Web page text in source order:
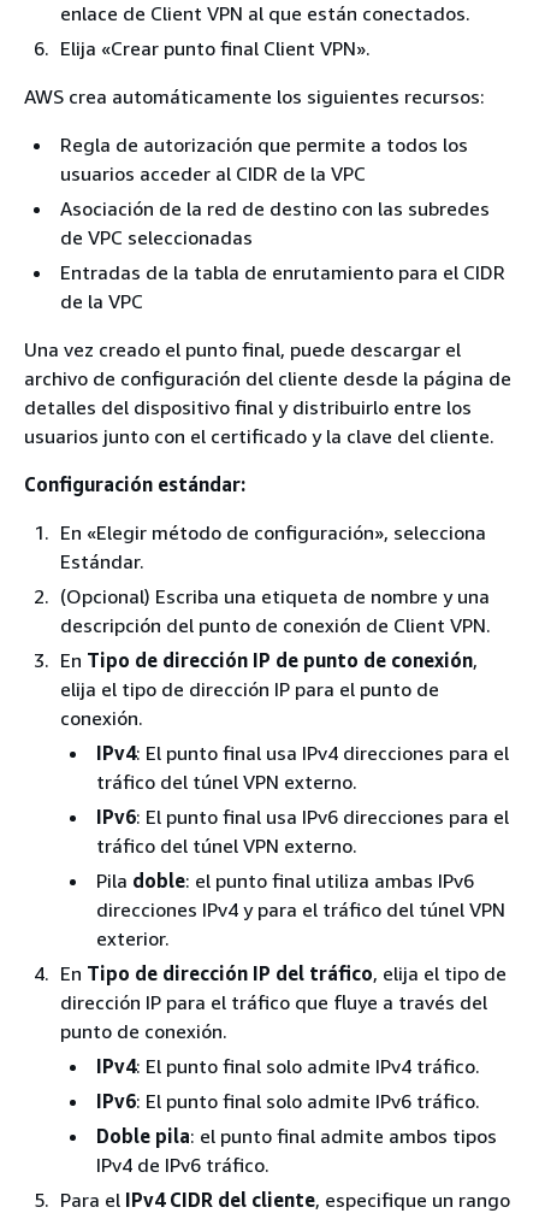
enlace de Client VPN al que están conectados.
Elija «Crear punto final Client VPN».
AWS crea automáticamente los siguientes recursos:
Regla de autorización que permite a todos los
usuarios acceder al CIDR de la VPC
Asociación de la red de destino con las subredes
de VPC seleccionadas
Entradas de la tabla de enrutamiento para el CIDR
de la VPC
Una vez creado el punto final, puede descargar el
archivo de configuración del cliente desde la página de
detalles del dispositivo final y distribuirlo entre los
usuarios junto con el certificado y la clave del cliente.
Configuración estándar:
En «Elegir método de configuración», selecciona
Estándar.
(Opcional) Escriba una etiqueta de nombre y una
descripción del punto de conexión de Client VPN.
En Tipo de dirección IP de punto de conexión,
elija el tipo de dirección IP para el punto de
conexión.
IPv4: El punto final usa IPv4 direcciones para el
tráfico del túnel VPN externo.
IPv6: El punto final usa IPv6 direcciones para el
tráfico del túnel VPN externo.
Pila doble: el punto final utiliza ambas IPv6
direcciones IPv4 y para el tráfico del túnel VPN
exterior.
En Tipo de dirección IP del tráfico, elija el tipo de
dirección IP para el tráfico que fluye a través del
punto de conexión.
IPv4: El punto final solo admite IPv4 tráfico.
IPv6: El punto final solo admite IPv6 tráfico.
Doble pila: el punto final admite ambos tipos
IPv4 de IPv6 tráfico.
Para el IPv4 CIDR del cliente, especifique un rango